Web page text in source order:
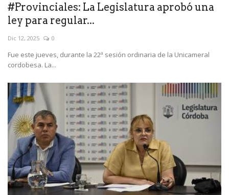
#Provinciales: La Legislatura aprobó una
ley para regular...
Dic 12, 2025 0
Fue este jueves, durante la 22ª sesión ordinaria de la Unicameral
cordobesa. La...